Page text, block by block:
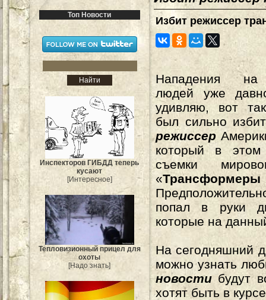
Топ Новости
Инспекторов ГИБДД теперь
кусают
[Интересное]
Тепловизионный прицел для
охоты
[Надо знать]
Избит режиссер
Нападения на
людей уже
удивляю, вот
был сильно
режиссер
который в
съемки
«
попал в руки
которые на
На сегодняшний
можно узнать
новости будут
хотят быть в